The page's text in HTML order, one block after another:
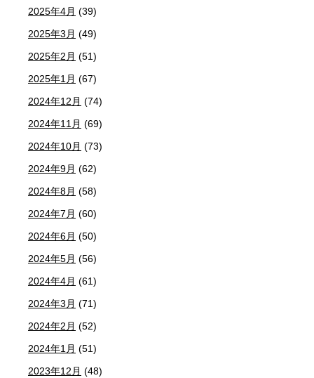
2025年4月 (39)
2025年3月 (49)
2025年2月 (51)
2025年1月 (67)
2024年12月 (74)
2024年11月 (69)
2024年10月 (73)
2024年9月 (62)
2024年8月 (58)
2024年7月 (60)
2024年6月 (50)
2024年5月 (56)
2024年4月 (61)
2024年3月 (71)
2024年2月 (52)
2024年1月 (51)
2023年12月 (48)